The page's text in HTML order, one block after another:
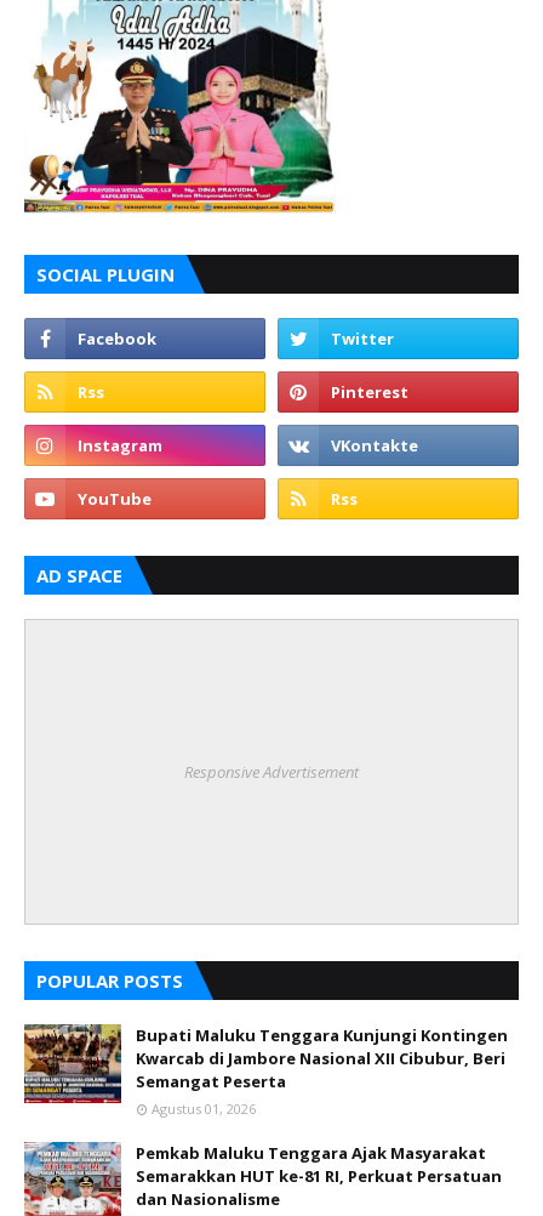
SOCIAL PLUGIN
AD SPACE
Responsive Advertisement
POPULAR POSTS
Bupati Maluku Tenggara Kunjungi Kontingen
Kwarcab di Jambore Nasional XII Cibubur, Beri
Semangat Peserta
Agustus 01, 2026
Pemkab Maluku Tenggara Ajak Masyarakat
Semarakkan HUT ke-81 RI, Perkuat Persatuan
dan Nasionalisme